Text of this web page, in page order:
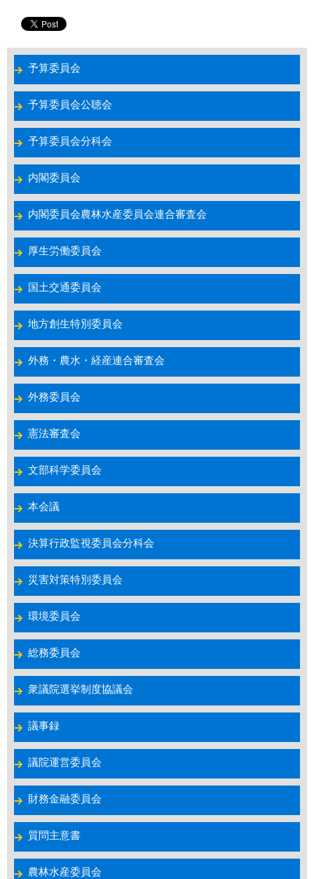
予算委員会
予算委員会公聴会
予算委員会分科会
内閣委員会
内閣委員会農林水産委員会連合審査会
厚生労働委員会
国土交通委員会
地方創生特別委員会
外務・農水・経産連合審査会
外務委員会
憲法審査会
文部科学委員会
本会議
決算行政監視委員会分科会
災害対策特別委員会
環境委員会
総務委員会
衆議院選挙制度協議会
議事録
議院運営委員会
財務金融委員会
質問主意書
農林水産委員会